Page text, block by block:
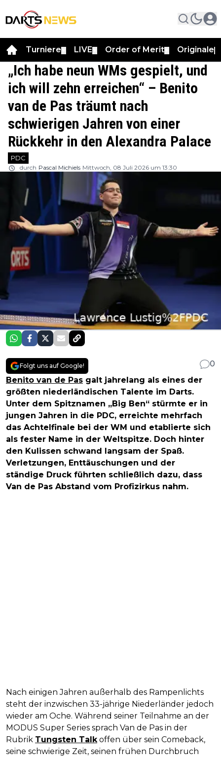
Turniere LIVE Order of Merit Originale
„Ich habe neun WMs gespielt, und
ich will zehn erreichen“ – Benito
van de Pas träumt nach
schwierigen Jahren von einer
Rückkehr in den Alexandra Palace
PDC
durch Pascal Michiels Mittwoch, 08 Juli 2026 um 13:30
Folgt uns auf Google!
0
Benito van de Pas galt jahrelang als eines der
größten niederländischen Talente im Darts.
Unter dem Spitznamen „Big Ben“ stürmte er in
jungen Jahren in die PDC, erreichte mehrfach
das Achtelfinale bei der WM und etablierte sich
als fester Name in der Weltspitze. Doch hinter
den Kulissen schwand langsam der Spaß.
Verletzungen, Enttäuschungen und der
ständige Druck führten schließlich dazu, dass
Van de Pas Abstand vom Profizirkus nahm.
Nach einigen Jahren außerhalb des Rampenlichts
steht der inzwischen 33-jährige Niederländer jedoch
wieder am Oche. Während seiner Teilnahme an der
MODUS Super Series sprach Van de Pas in der
Rubrik Tungsten Talkoffen über sein Comeback,
seine schwierige Zeit, seinen frühen Durchbruch